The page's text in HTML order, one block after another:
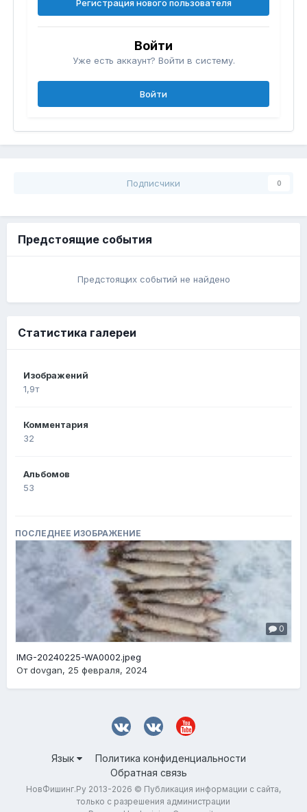
Регистрация нового пользователя
Войти
Уже есть аккаунт? Войти в систему.
Войти
Подписчики 0
Предстоящие события
Предстоящих событий не найдено
Статистика галереи
Изображений
1,9т
Комментария
32
Альбомов
53
ПОСЛЕДНЕЕ ИЗОБРАЖЕНИЕ
0
IMG-20240225-WA0002.jpeg
Отdovgan, 25 февраля, 2024
Язык
Политика конфиденциальности
Обратная связь
НовФишинг.Ру 2013-2026 © Публикация информации с сайта,
только с разрешения администрации